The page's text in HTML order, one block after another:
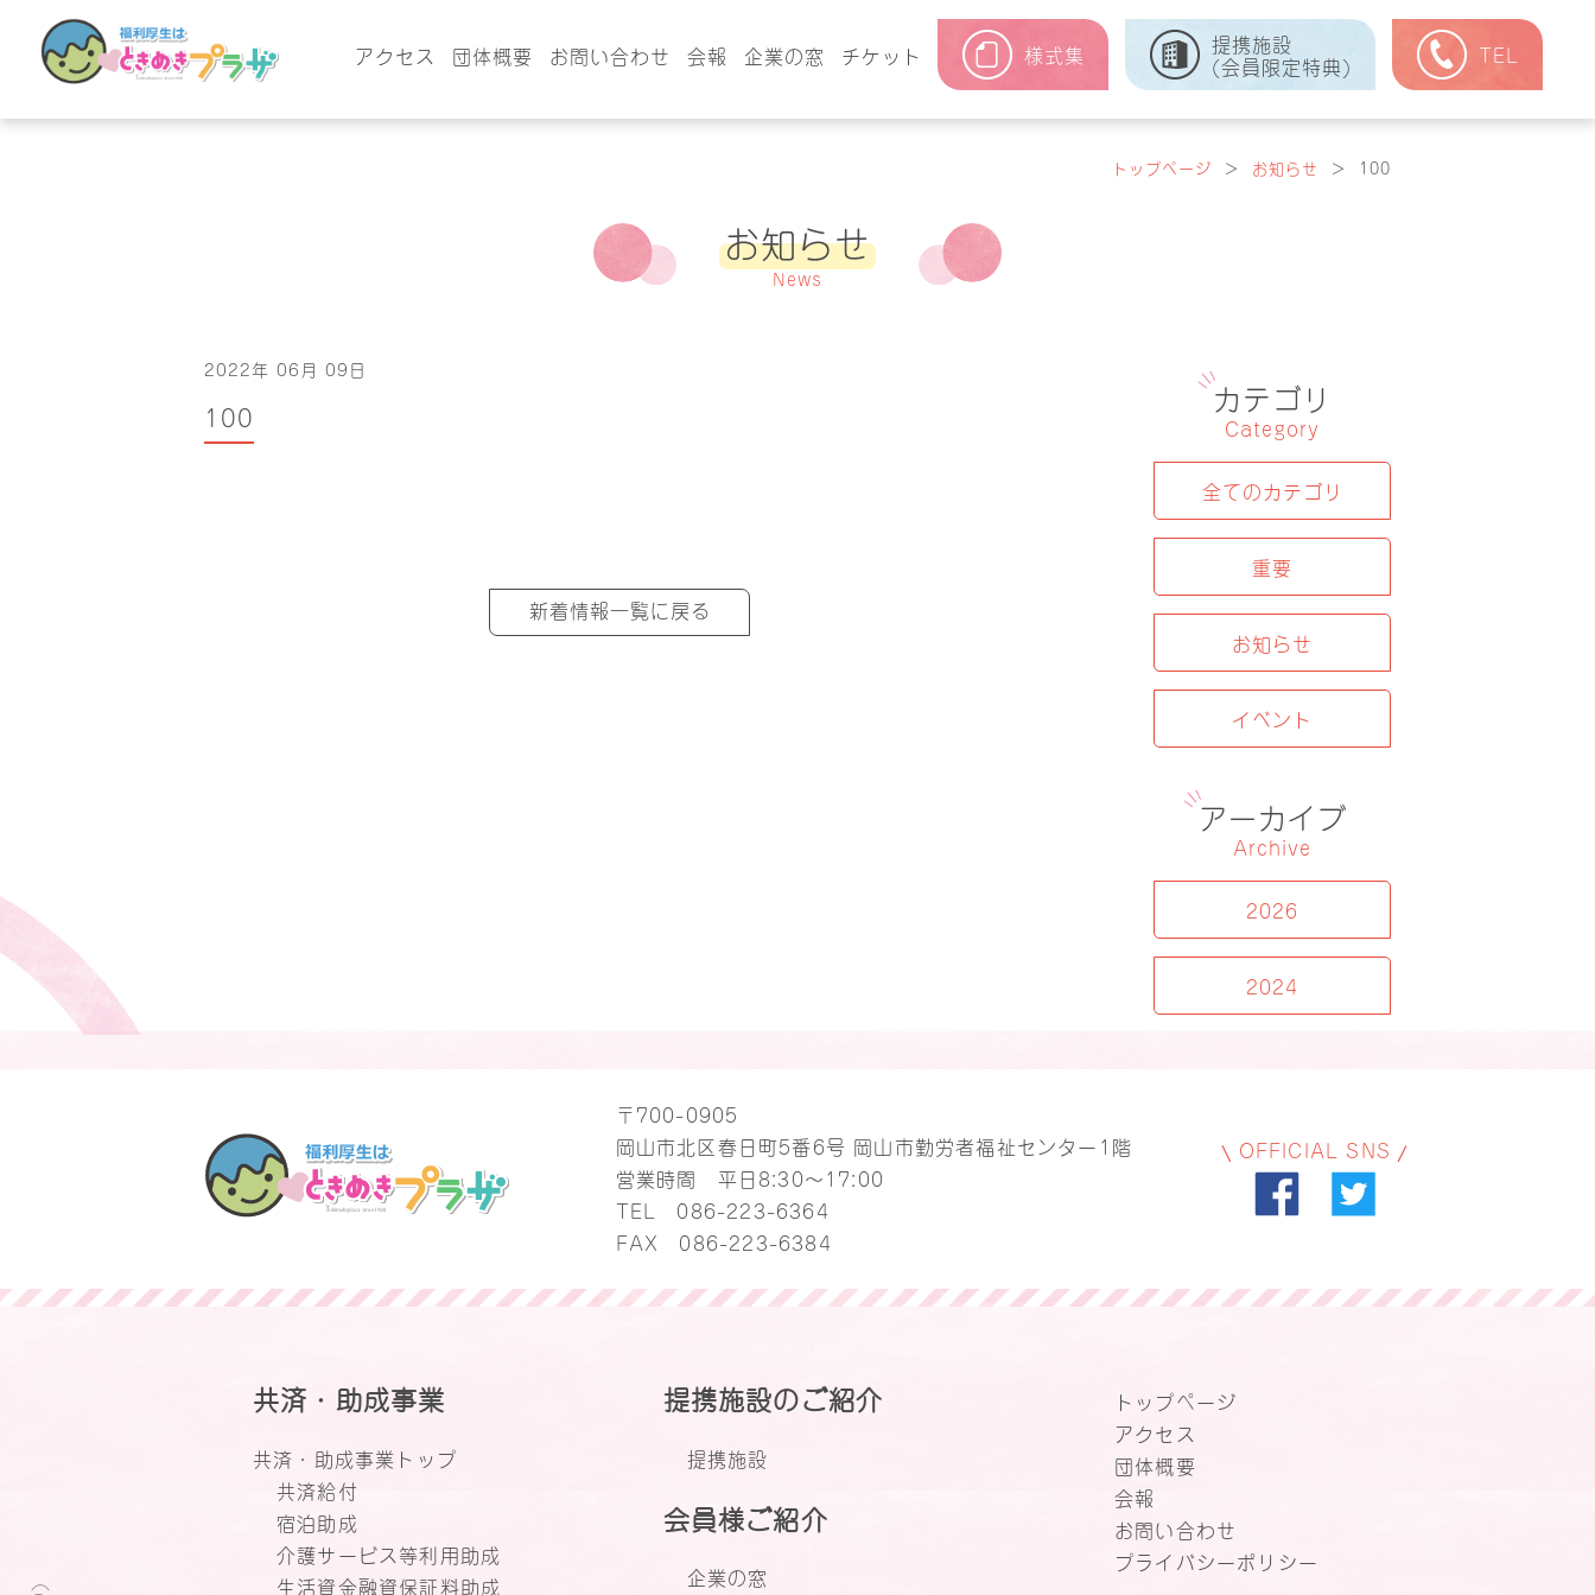
アクセス 団体概要 お問い合わせ 会報 企業の窓 チケット 様式集
提携施設
(会員限定特典)
TEL
トップページ ＞ お知らせ ＞ 100
お知らせ
News
2022年 06月 09日
100
新着情報一覧に戻る
カテゴリ
Category
全てのカテゴリ
重要
お知らせ
イベント
アーカイブ
Archive
2026
2024
〒700-0905
岡山市北区春日町5番6号 岡山市勤労者福祉センター1階
営業時間 平日8:30～17:00
TEL 086-223-6364
FAX 086-223-6384
OFFICIAL SNS
共済・助成事業
共済・助成事業トップ
共済給付
宿泊助成
介護サービス等利用助成
生活資金融資保証料助成
提携施設のご紹介
提携施設
会員様ご紹介
企業の窓
トップページ
アクセス
団体概要
会報
お問い合わせ
プライバシーポリシー